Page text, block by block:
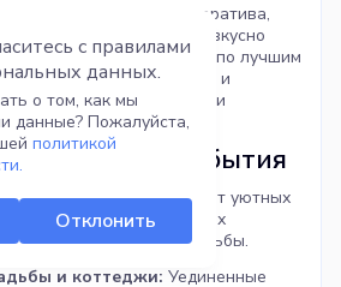
для праздника, корпоратива,
энда на природе или где вкусно
— это самый полный гид по лучшим
Здесь вы легко найдете и
для любого повода и
для любого события
Минска и областей:
От уютных
встречи до просторных
залами для свадьбы.
и коттеджи: Уединенные
с правилами
данных.
о том, как мы
данные? Пожалуйста,
политикой
Отклонить